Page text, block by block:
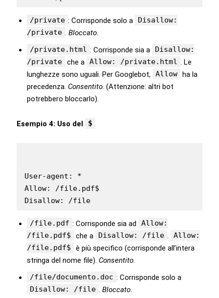
/private : Corrisponde solo a
Disallow:
/private
Bloccato
/private.html : Corrisponde sia a
Disallow:
/private che a Allow: /private.html
. Le
lunghezze sono uguali. Per Googlebot, Allow ha la
precedenza. Consentito . (Attenzione: altri bot
potrebbero bloccarlo).
Esempio 4: Uso del $
User-agent: *
Allow: /file.pdf$
Disallow: /file
/file.pdf : Corrisponde sia ad
Allow:
/file.pdf$
che a Disallow: /file
Allow:
/file.pdf$
è più specifico (corrisponde all’intera
stringa del nome file). Consentito
/file/documento.doc : Corrisponde solo a
Disallow: /file
Bloccato